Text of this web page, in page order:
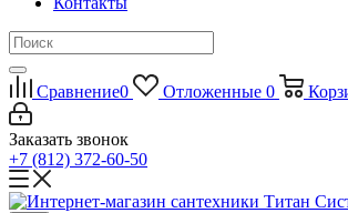
Сравнение0 Отложенные 0
Заказать звонок
+7 (812) 372-60-50